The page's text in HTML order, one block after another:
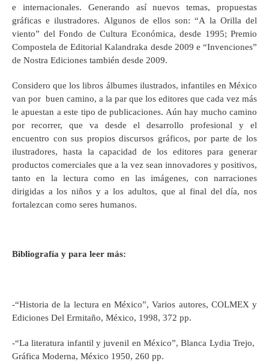
e internacionales. Generando así nuevos temas, propuestas
gráficas e ilustradores. Algunos de ellos son: “A la Orilla del
viento” del Fondo de Cultura Económica, desde 1995; Premio
Compostela de Editorial Kalandraka desde 2009 e “Invenciones”
de Nostra Ediciones también desde 2009.
Considero que los libros álbumes ilustrados, infantiles en México
van por buen camino, a la par que los editores que cada vez más
le apuestan a este tipo de publicaciones. Aún hay mucho camino
por recorrer, que va desde el desarrollo profesional y el
encuentro con sus propios discursos gráficos, por parte de los
ilustradores, hasta la capacidad de los editores para generar
productos comerciales que a la vez sean innovadores y positivos,
tanto en la lectura como en las imágenes, con narraciones
dirigidas a los niños y a los adultos, que al final del día, nos
fortalezcan como seres humanos.
Bibliografía y para leer más:
‑“Historia de la lectura en México”, Varios autores, COLMEX y
Ediciones Del Ermitaño, México, 1998, 372 pp.
‑“La literatura infantil y juvenil en México”, Blanca Lydia Trejo,
Gráfica Moderna, México 1950, 260 pp.